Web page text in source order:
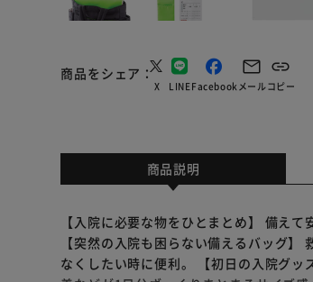
商品をシェア
X LINEFacebookメールコピー
商品説明
【入院に必要な物をひとまとめ】 備え
【突然の入院も困らない備えるバッグ】
なくしたい時に便利。 【初日の入院グッ